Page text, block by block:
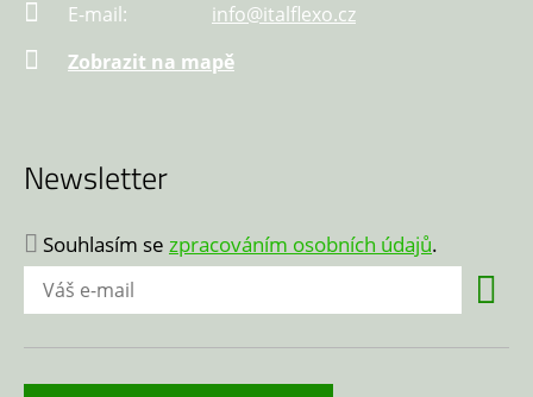
E-mail:
info@italflexo.cz
Zobrazit na mapě
Newsletter
Souhlasím se zpracováním osobních údajů.